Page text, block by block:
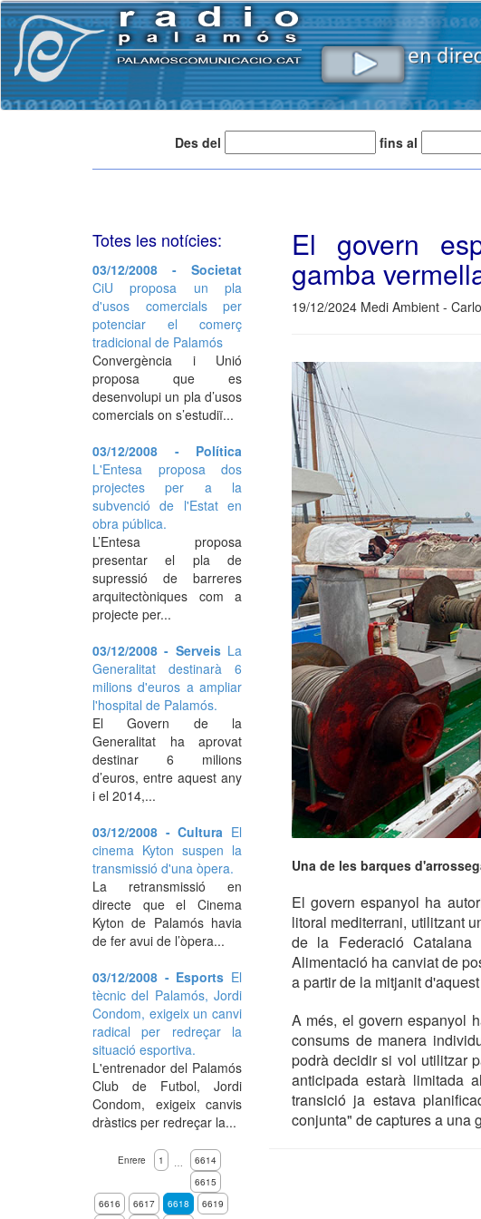
Des del fins al
El govern
gamba
19/12/2024 Medi Ambient -
Una de les barques
El govern espanyol ha
litoral mediterrani, utilitzant
de la Federació
Alimentació ha canviat de
a partir de la mitjanit
A més, el govern espanyol
consums de manera
podrà decidir si vol utilitzar
anticipada estarà limitada
transició ja estava
conjunta" de captures a una
Totes les notícies:
03/12/2008 - Societat
CiU proposa un pla
d'usos comercials per
potenciar el comerç
tradicional de Palamós
Convergència i Unió
proposa que es
desenvolupi un pla d’usos
comercials on s’estudiï...
03/12/2008 - Política
L'Entesa proposa dos
projectes per a la
subvenció de l'Estat en
obra pública.
L’Entesa proposa
presentar el pla de
supressió de barreres
arquitectòniques com a
projecte per...
03/12/2008 - Serveis La
Generalitat destinarà 6
milions d'euros a ampliar
l'hospital de Palamós.
El Govern de la
Generalitat ha aprovat
destinar 6 milions
d’euros, entre aquest any
i el 2014,...
03/12/2008 - Cultura El
cinema Kyton suspen la
transmissió d'una òpera.
La retransmissió en
directe que el Cinema
Kyton de Palamós havia
de fer avui de l’òpera...
03/12/2008 - Esports El
tècnic del Palamós, Jordi
Condom, exigeix un canvi
radical per redreçar la
situació esportiva.
L'entrenador del Palamós
Club de Futbol, Jordi
Condom, exigeix canvis
dràstics per redreçar la...
Enrere 1 …
6614
6615
6616
6617 6618 6619